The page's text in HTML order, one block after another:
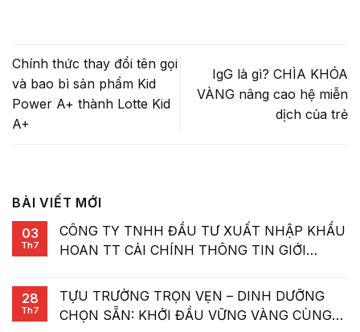
Chính thức thay đổi tên gọi
và bao bì sản phẩm Kid
Power A+ thành Lotte Kid
A+
IgG là gì? CHÌA KHÓA
VÀNG nâng cao hệ miễn
dịch của trẻ
BÀI VIẾT MỚI
03
Th7
CÔNG TY TNHH ĐẦU TƯ XUẤT NHẬP KHẨU
HOAN TT CẢI CHÍNH THÔNG TIN GIỚI
28
Th7
TỰU TRƯỜNG TRỌN VẸN – DINH DƯỠNG
CHỌN SẴN: KHỞI ĐẦU VỮNG VÀNG CÙNG